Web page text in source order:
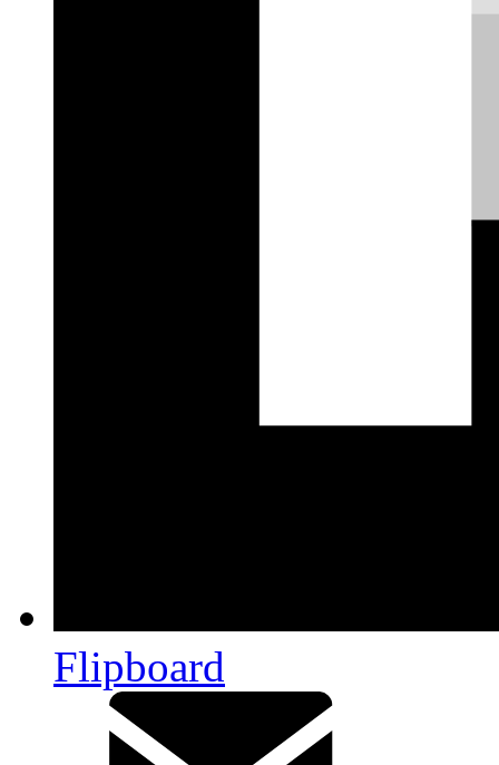
Flipboard